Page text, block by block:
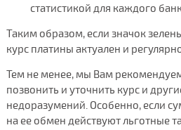
статистикой для каждого
Таким образом, если значок
курс платины актуален и
Тем не менее, мы Вам
позвонить и уточнить курс и
недоразумений. Особенно, если
на ее обмен действуют льготные